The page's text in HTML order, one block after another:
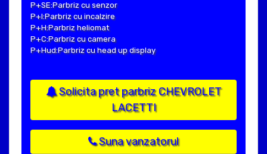
P+SE:Parbriz cu senzor
P+I:Parbriz cu incalzire
P+H:Parbriz heliomat
P+C:Parbriz cu camera
P+Hud:Parbriz cu head up display
Solicita pret parbriz CHEVROLET
LACETTI
Suna vanzatorul